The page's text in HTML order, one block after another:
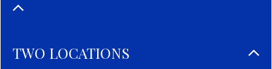
TWO LOCATIONS